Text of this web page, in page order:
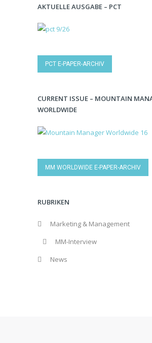
AKTUELLE AUSGABE – PCT
PCT E-PAPER-ARCHIV
CURRENT ISSUE – MOUNTAIN
WORLDWIDE
MM WORLDWIDE E-PAPER-ARCHIV
RUBRIKEN
Marketing & Management
MM-Interview
News